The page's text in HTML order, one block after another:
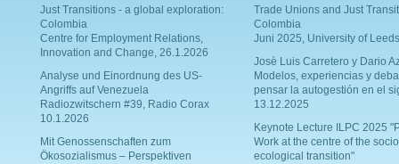
Just Transitions - a global exploration:
Colombia
Centre for Employment Relations,
Innovation and Change, 26.1.2026
Analyse und Einordnung des US-
Angriffs auf Venezuela
Radiozwitschern #39, Radio Corax
10.1.2026
Mit Genossenschaften zum
Ökosozialismus – Perspektiven
Trade Unions and Just
Colombia
Juni 2025, University of Leeds
Josè Luis Carretero y Dario
Modelos, experiencias y
pensar la autogestión en el
13.12.2025
Keynote Lecture ILPC 2025
Work at the centre of the
ecological transition"